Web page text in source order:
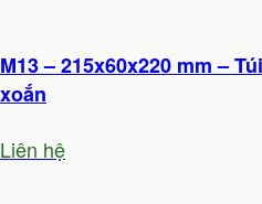
M13 – 215x60x220 mm –
xoắn
Liên hệ